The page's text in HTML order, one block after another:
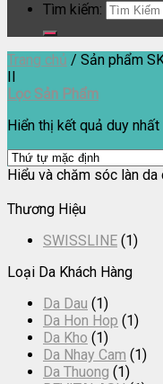
Tìm kiếm:
Trang chủ / Sản phẩm
II
Lọc Sản Phẩm
Hiển thị kết quả duy nhất
Hiểu và chăm sóc làn da
Thương Hiệu
SWISSLINE (1)
Loại Da Khách Hàng
Da Dau (1)
Da Hon Hop (1)
Da Kho (1)
Da Nhay Cam (1)
Da Thuong (1)